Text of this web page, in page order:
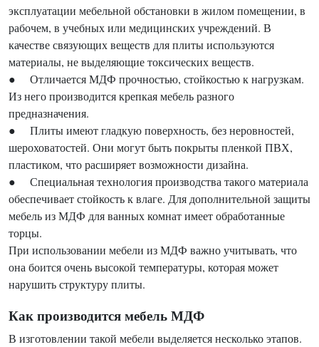
эксплуатации мебельной обстановки в жилом помещении, в
рабочем, в учебных или медицинских учреждений. В
качестве связующих веществ для плиты используются
материалы, не выделяющие токсических веществ.
● Отличается МДФ прочностью, стойкостью к нагрузкам.
Из него производится крепкая мебель разного
предназначения.
● Плиты имеют гладкую поверхность, без неровностей,
шероховатостей. Они могут быть покрыты пленкой ПВХ,
пластиком, что расширяет возможности дизайна.
● Специальная технология производства такого материала
обеспечивает стойкость к влаге. Для дополнительной защиты
мебель из МДФ для ванных комнат имеет обработанные
торцы.
При использовании мебели из МДФ важно учитывать, что
она боится очень высокой температуры, которая может
нарушить структуру плиты.
Как производится мебель МДФ
В изготовлении такой мебели выделяется несколько этапов.